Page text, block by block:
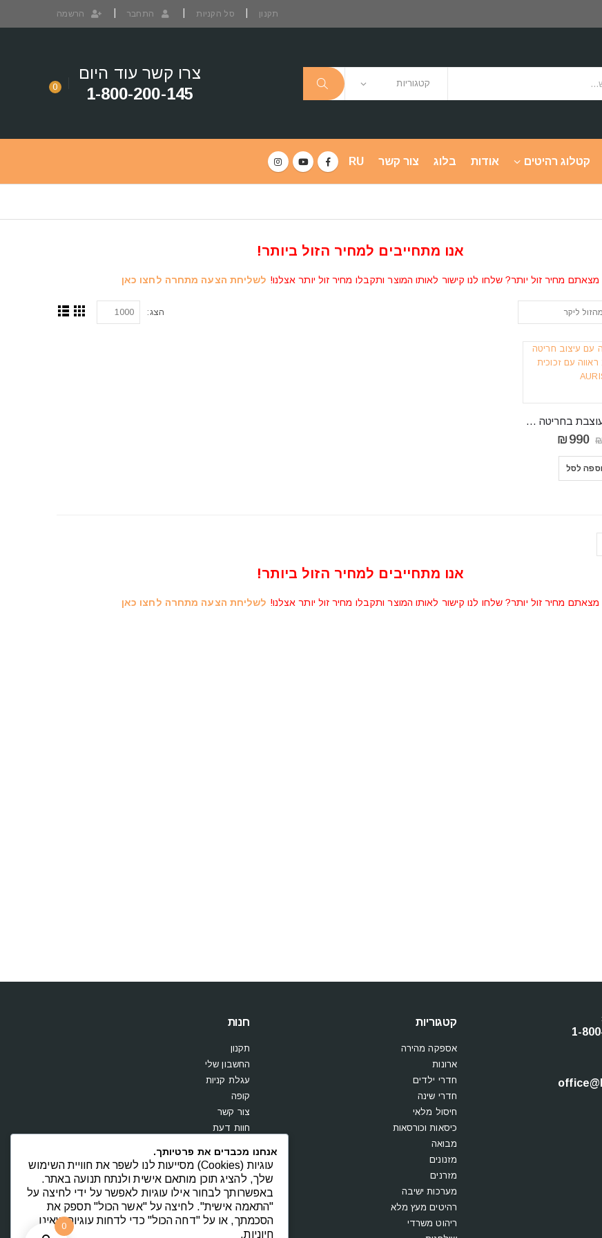
תקנון סל הקניות התחבר הרשמה
קטגוריות
צרו קשר עוד היום
1-800-200-145
0
קטלוג רהיטים אודות בלוג צור קשר RU
אנו מתחייבים למחיר הזול ביותר!
מצאתם מחיר זול יותר? שלחו לנו קישור לאותו המוצר ותקבלו מחיר זול יותר אצלנו! לשליחת הצעה מתחרה לחצו כאן
הצג:
ויטרינה צפה מעוצבת בחריטה אנכית דגם AURIS
המחיר
היה:
₪1,200.
₪ 990
המחיר
לסל
אנו מתחייבים למחיר הזול ביותר!
מצאתם מחיר זול יותר? שלחו לנו קישור לאותו המוצר ותקבלו מחיר זול יותר אצלנו! לשליחת הצעה מתחרה לחצו כאן
1-
קטגוריות
אספקה מהירה
ארונות
חדרי ילדים
חדרי שינה
חיסול מלאי
כיסאות וכורסאות
מבואה
מזנונים
מזרנים
מערכות ישיבה
רהיטים מעץ מלא
ריהוט משרדי
חנות
תקנון
החשבון שלי
עגלת קניות
קופה
צור קשר
חוות דעת
אנחנו מכבדים את פרטיותך.
עוגיות (Cookies) מסייעות לנו לשפר את חוויית השימוש
שלך, להציג תוכן מותאם אישית ולנתח תנועה באתר.
באפשרותך לבחור אילו עוגיות לאפשר על ידי לחיצה על
"התאמה אישית". לחיצה על "אשר הכול" תספק את
הסכמתך, או על "דחה הכול" כדי לדחות עוגיות שאינן
חיוניות.
0